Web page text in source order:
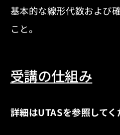
基本的な線形代数および
こと。
受講の仕組み
詳細はUTASを参照してく